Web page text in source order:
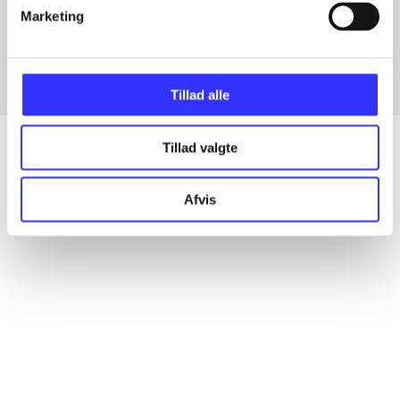
Marketing
Tillad alle
Tillad valgte
Afvis
Fra
Alle registrerede artikler fordelt på udgivelser